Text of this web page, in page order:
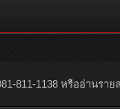
811-1138 หรืออ่านรา